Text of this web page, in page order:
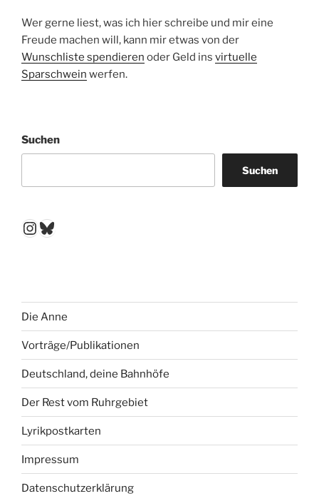
Wer gerne liest, was ich hier schreibe und mir eine
Freude machen will, kann mir etwas von der
Wunschliste spendieren oder Geld ins virtuelle
Sparschwein werfen.
Suchen
Suchen
Instagram
Bluesky
Die Anne
Vorträge/Publikationen
Deutschland, deine Bahnhöfe
Der Rest vom Ruhrgebiet
Lyrikpostkarten
Impressum
Datenschutzerklärung